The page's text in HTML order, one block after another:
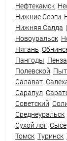
Нефтекамск
Нижние Серги
Нижняя Салда
Новоуральск
Нягань
Пангоды Пенза
Полевской
Салават
Сарапул
Советский
Среднеуральск
Сухой лог
Томск Туринск